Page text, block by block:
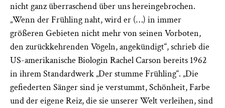
nicht ganz überraschend über uns hereingebrochen.
„Wenn der Frühling naht, wird er (…) in immer
größeren Gebieten nicht mehr von seinen Vorboten,
den zurückkehrenden Vögeln, angekündigt“, schrieb die
US-amerikanische Biologin Rachel Carson bereits 1962
in ihrem Standardwerk „Der stumme Frühling“. „Die
gefiederten Sänger sind je verstummt, Schönheit, Farbe
und der eigene Reiz, die sie unserer Welt verleihen, sind